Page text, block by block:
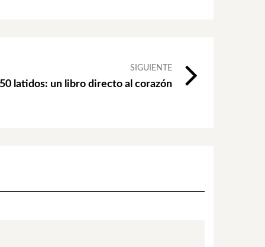
SIGUIENTE
latidos: un libro directo al corazón